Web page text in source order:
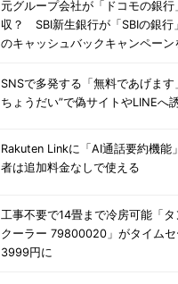
元グループ会社が「ドコモの銀
収？ SBI新生銀行が「SBIの銀行
のキャッシュバックキャンペーン
SNSで多発する「無料であげま
ちょうだい”で偽サイトやLINEへ
Rakuten Linkに「AI通話要約機能
者は追加料金なしで使える
工事不要で14畳まで冷房可能「
クーラー 79800020」がタイム
3999円に